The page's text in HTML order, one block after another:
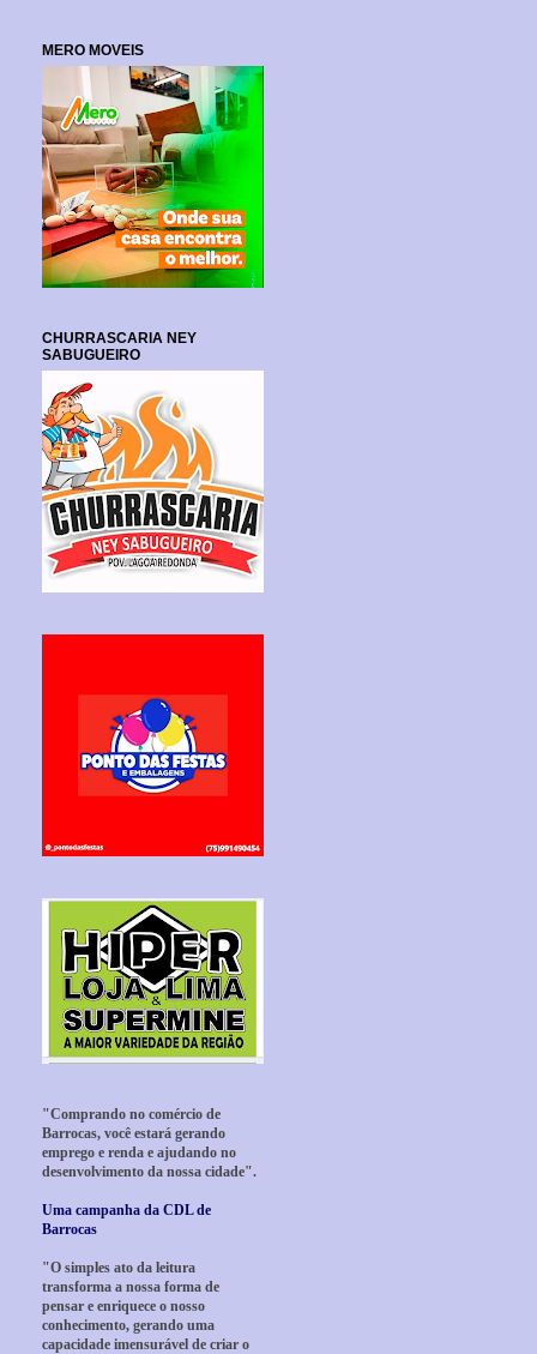
MERO MOVEIS
CHURRASCARIA NEY
SABUGUEIRO
"Comprando no comércio de
Barrocas, você estará gerando
emprego e renda e ajudando no
desenvolvimento da nossa cidade".
Uma campanha da CDL de
Barrocas
"O simples ato da leitura
transforma a nossa forma de
pensar e enriquece o nosso
conhecimento, gerando uma
capacidade imensurável de criar o